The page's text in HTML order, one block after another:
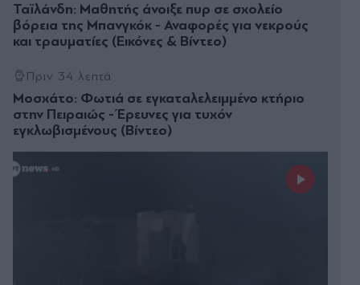
Ταϊλάνδη: Μαθητής άνοιξε πυρ σε σχολείο
βόρεια της Μπανγκόκ - Αναφορές για νεκρούς
και τραυματίες (Εικόνες & Βίντεο)
Πριν 34 λεπτά
Μοσχάτο: Φωτιά σε εγκαταλελειμμένο κτήριο
στην Πειραιώς - Έρευνες για τυχόν
εγκλωβισμένους (Βίντεο)